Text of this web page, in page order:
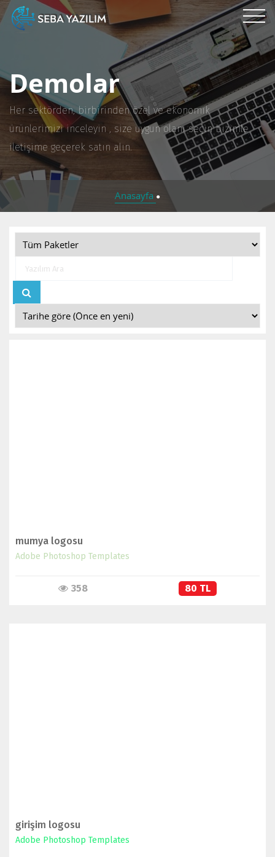
Demolar
Her sektörden, birbirinden özel ve ekonomik
ürünlerimizi inceleyin , size uygun olanı seçin bizimle
iletişime geçerek satın alın.
Anasayfa ●
mumya logosu
Adobe Photoshop Templates
358 80 TL
girişim logosu
Adobe Photoshop Templates